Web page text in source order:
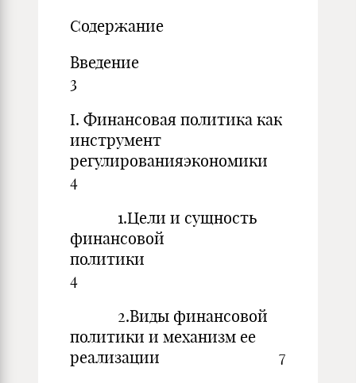
Содержание
3
I. Финансовая политика как
инструмент
регулированияэкономики
4
1.Цели и сущность
финансовой
4
2.Виды финансовой
политики и механизм ее
реализации 7